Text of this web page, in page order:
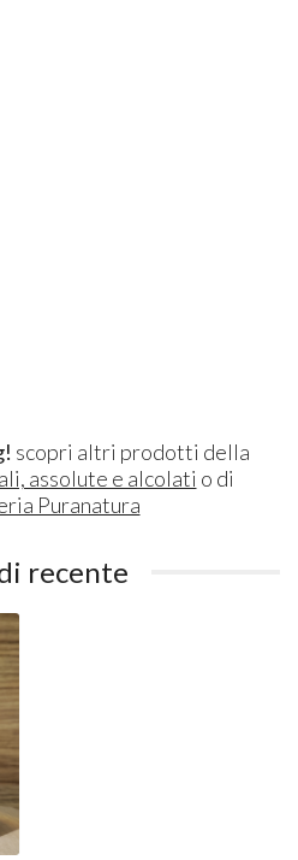
scopri altri prodotti della
assolute e alcolati o di
Puranatura
recente